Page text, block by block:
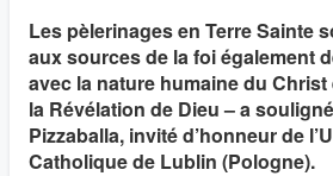
Les pèlerinages en Terre Sainte
aux sources de la foi également
avec la nature humaine du Christ
la Révélation de Dieu – a
Pizzaballa, invité d’honneur de
Catholique de Lublin (Pologne).